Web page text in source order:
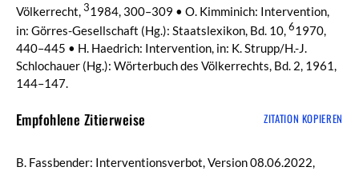
Völkerrecht, 31984, 300–309 • O. Kimminich: Intervention,
in: Görres-Gesellschaft (Hg.): Staatslexikon, Bd. 10, 61970,
440–445 • H. Haedrich: Intervention, in: K. Strupp/H.-J.
Schlochauer (Hg.): Wörterbuch des Völkerrechts, Bd. 2, 1961,
144–147.
Empfohlene Zitierweise ZITATION KOPIEREN
B. Fassbender: Interventionsverbot, Version 08.06.2022,